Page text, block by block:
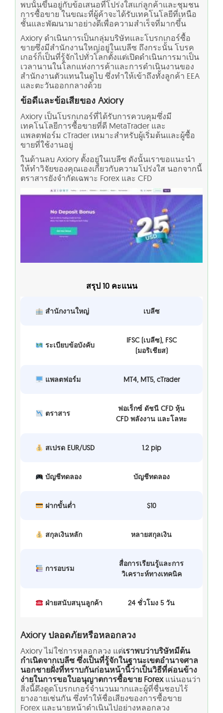
พบนั้นขึ้นอยู่กับข้อเสนอที่โปร่งใสแก่ลูกค้าและชุมชน
การซื้อขาย ในขณะที่ผู้ค้าจะได้รับเทคโนโลยีที่เหนือ
ชั้นและพัฒนามาอย่างดีเพื่อความสำเร็จที่มากขึ้น
Axiory ดำเนินการเป็นกลุ่มบริษัทและโบรกเกอร์ซื้อ
ขายซึ่งมีสำนักงานใหญ่อยู่ในเบลีซ ถึงกระนั้น โบรค
เกอร์ก็เป็นที่รู้จักไปทั่วโลกตั้งแต่เปิดดำเนินการมาเป็น
เวลานานในโลกแห่งการค้าและการดำเนินงานของ
สำนักงานตัวแทนในดูไบ ซึ่งทำให้เข้าถึงทั้งลูกค้า EEA
และตะวันออกกลางด้วย
ข้อดีและข้อเสียของ Axiory
Axiory เป็นโบรกเกอร์ที่ได้รับการควบคุมซึ่งมี
เทคโนโลยีการซื้อขายที่ดี MetaTrader และ
แพลตฟอร์ม cTrader เหมาะสำหรับผู้เริ่มต้นและผู้ซื้อ
ขายที่ใช้งานอยู่
ในด้านลบ Axiory ตั้งอยู่ในเบลีซ ดังนั้นเราขอแนะนำ
ให้ทำวิจัยของคุณเองเกี่ยวกับความโปร่งใส นอกจากนี้
ตราสารยังจำกัดเฉพาะ Forex และ CFD
สรุป 10 คะแนน
สำนักงานใหญ่ เบลีซ
ระเบียบข้อบังคับ
IFSC (เบลีซ), FSC
(มอริเชียส)
แพลตฟอร์ม MT4, MT5, cTrader
ตราสาร
ฟอเร็กซ์ ดัชนี CFD หุ้น
CFD พลังงาน และโลหะ
สเปรด EUR/USD 1.2 pip
บัญชีทดลอง บัญชีทดลอง
ฝากขั้นต่ำ $10
สกุลเงินหลัก หลายสกุลเงิน
การอบรม
สื่อการเรียนรู้และการ
วิเคราะห์ทางเทคนิค
ฝ่ายสนับสนุนลูกค้า 24 ชั่วโมง 5 วัน
Axiory ปลอดภัยหรือหลอกลวง
Axiory ไม่ใช่การหลอกลวง แต่เราพบว่าบริษัทมีต้น
กำเนิดจากเบลีซ ซึ่งเป็นที่รู้จักในฐานะเขตอำนาจศาล
นอกชายฝั่งที่ทราบกันก่อนหน้านี้ว่าเป็นวิธีที่ค่อนข้าง
ง่ายในการขอใบอนุญาตการซื้อขาย Forexแน่นอนว่า
สิ่งนี้ดึงดูดโบรกเกอร์จำนวนมากและผู้ที่ชื่นชอบไร้
ยางอายเช่นกัน ซึ่งทำให้ชื่อเสียงของการซื้อขาย
Forex และนายหน้าดำเนินไปอย่างหลอกลวง